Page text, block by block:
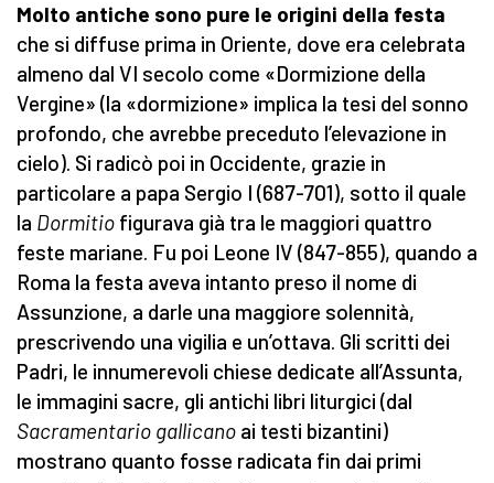
Molto antiche sono pure le origini della festa
che si diffuse prima in Oriente, dove era celebrata
almeno dal VI secolo come «Dormizione della
Vergine» (la «dormizione» implica la tesi del sonno
profondo, che avrebbe preceduto l’elevazione in
cielo). Si radicò poi in Occidente, grazie in
particolare a papa Sergio I (687-701), sotto il quale
la Dormitio figurava già tra le maggiori quattro
feste mariane. Fu poi Leone IV (847-855), quando a
Roma la festa aveva intanto preso il nome di
Assunzione, a darle una maggiore solennità,
prescrivendo una vigilia e un’ottava. Gli scritti dei
Padri, le innumerevoli chiese dedicate all’Assunta,
le immagini sacre, gli antichi libri liturgici (dal
Sacramentario gallicano ai testi bizantini)
mostrano quanto fosse radicata fin dai primi